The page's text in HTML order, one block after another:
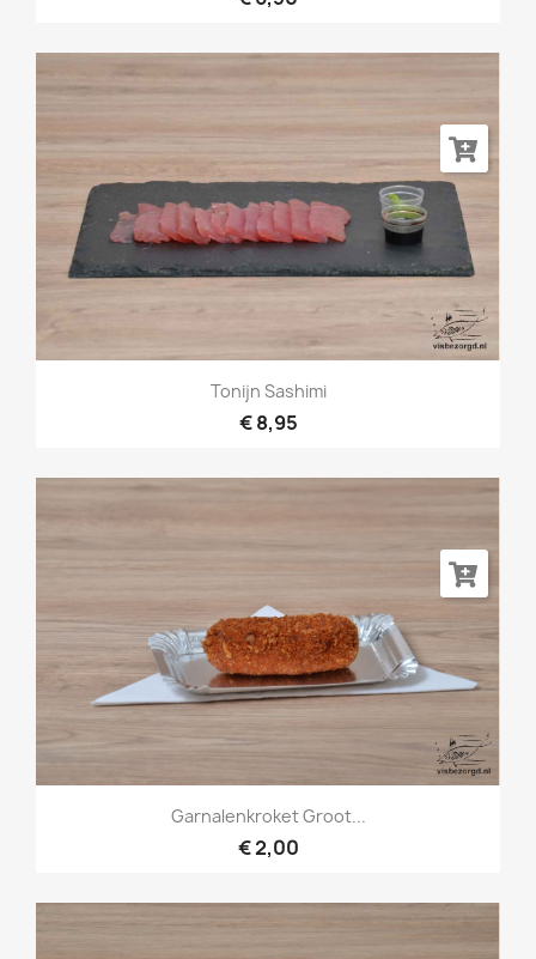
Tonijn Sashimi
€ 8,95
Garnalenkroket Groot...
€ 2,00